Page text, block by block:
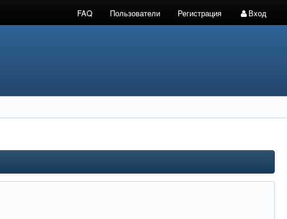
FAQ Пользователи Регистрация Вход